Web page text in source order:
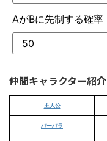
AがBに先制する確率
仲間キャラクター紹介
主人公
バーバラ